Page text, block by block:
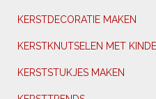
KERSTDECORATIE MAKEN
KERSTKNUTSELEN MET
KERSTSTUKJES MAKEN